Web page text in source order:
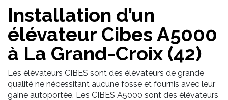
Installation d’un
élévateur Cibes A5000
à La Grand-Croix (42)
Les élévateurs CIBES sont des élévateurs de grande
qualité ne nécessitant aucune fosse et fournis avec leur
gaine autoportée. Les CIBES A5000 sont des élévateurs